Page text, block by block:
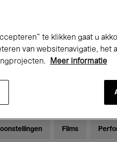
Films
te klikken gaat u
van websitenavigatie, het
Meer informatie